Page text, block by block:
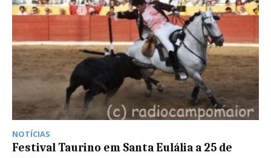
NOTÍCIAS
Festival Taurino em Santa Eulália a 25 de